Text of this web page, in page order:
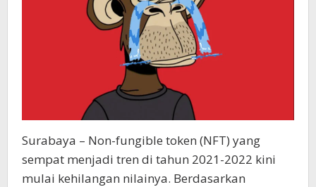
Surabaya – Non-fungible token (NFT) yang
sempat menjadi tren di tahun 2021-2022 kini
mulai kehilangan nilainya. Berdasarkan